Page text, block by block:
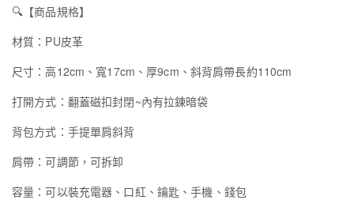
🔍 【商品規格】
材質：PU皮革
尺寸：高12cm、寬17cm、厚9cm、斜背肩帶長約110cm
打開方式：翻蓋磁扣封閉~內有拉鍊暗袋
背包方式：手提單肩斜背
肩帶：可調節，可拆卸
容量：可以裝充電器、口紅、鑰匙、手機、錢包